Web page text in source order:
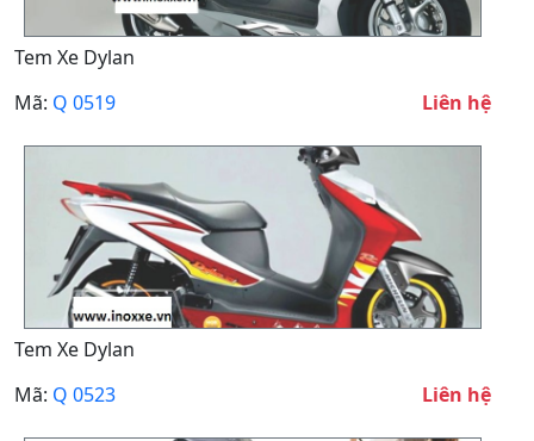
Tem Xe Dylan
Mã: Q 0519 Liên hệ
Tem Xe Dylan
Mã: Q 0523 Liên hệ